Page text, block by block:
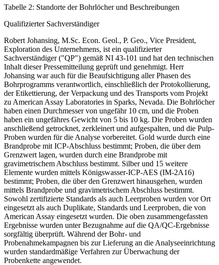
Tabelle 2: Standorte der Bohrlöcher und Beschreibungen
Qualifizierter Sachverständiger
Robert Johansing, M.Sc. Econ. Geol., P. Geo., Vice President,
Exploration des Unternehmens, ist ein qualifizierter
Sachverständiger ("QP") gemäß NI 43-101 und hat den technischen
Inhalt dieser Pressemitteilung geprüft und genehmigt. Herr
Johansing war auch für die Beaufsichtigung aller Phasen des
Bohrprogramms verantwortlich, einschließlich der Protokollierung,
der Etikettierung, der Verpackung und des Transports vom Projekt
zu American Assay Laboratories in Sparks, Nevada. Die Bohrlöcher
haben einen Durchmesser von ungefähr 10 cm, und die Proben
haben ein ungefähres Gewicht von 5 bis 10 kg. Die Proben wurden
anschließend getrocknet, zerkleinert und aufgespalten, und die Pulp-
Proben wurden für die Analyse vorbereitet. Gold wurde durch eine
Brandprobe mit ICP-Abschluss bestimmt; Proben, die über dem
Grenzwert lagen, wurden durch eine Brandprobe mit
gravimetrischem Abschluss bestimmt. Silber und 15 weitere
Elemente wurden mittels Königswasser-ICP-AES (IM-2A16)
bestimmt; Proben, die über den Grenzwert hinausgehen, wurden
mittels Brandprobe und gravimetrischem Abschluss bestimmt.
Sowohl zertifizierte Standards als auch Leerproben wurden vor Ort
eingesetzt als auch Duplikate, Standards und Leerproben, die von
American Assay eingesetzt wurden. Die oben zusammengefassten
Ergebnisse wurden unter Bezugnahme auf die QA/QC-Ergebnisse
sorgfältig überprüft. Während der Bohr- und
Probenahmekampagnen bis zur Lieferung an die Analyseeinrichtung
wurden standardmäßige Verfahren zur Überwachung der
Probenkette angewendet.